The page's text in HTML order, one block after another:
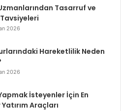
Tasarruf ve
Tavsiyeleri
2026
Hareketlilik Neden
2026
İsteyenler İçin En
Araçları